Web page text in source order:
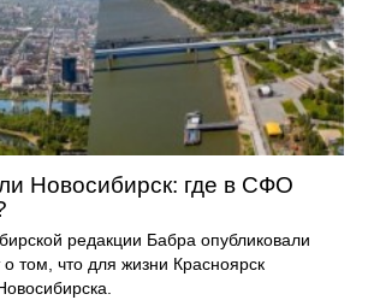
Новосибирск: где в СФО
редакции Бабра опубликовали
том, что для жизни Красноярск